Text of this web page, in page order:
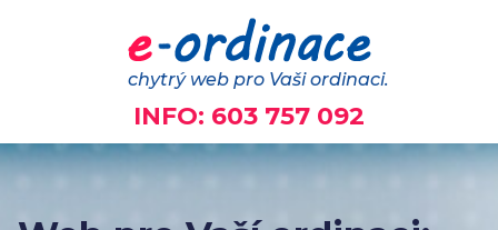
chytrý web pro Vaši ordinaci.
INFO: 603 757 092